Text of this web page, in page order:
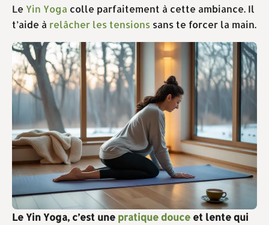
Le Yin Yoga colle parfaitement à cette ambiance. Il
t’aide à relâcher les tensions sans te forcer la main.
Le Yin Yoga, c’est une pratique douce et lente qui